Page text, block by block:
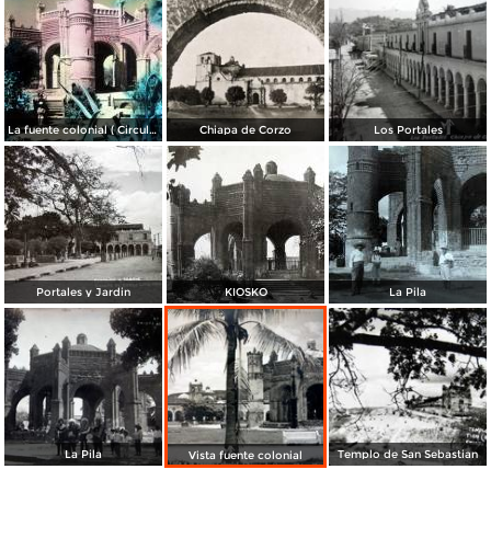
La fuente colonial ( Circulada el 18 de Agosto de 1947 ). Chiapa de Corzo Los Portales
Portales y Jardin KIOSKO La Pila
La Pila Vista fuente colonial Templo de San Sebastian